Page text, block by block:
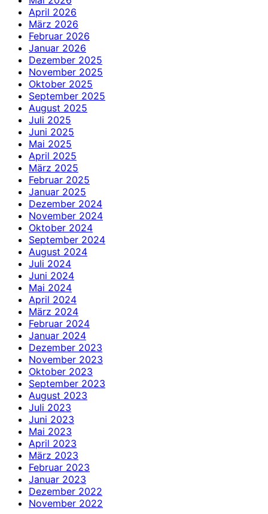
April 2026
März 2026
Februar 2026
Januar 2026
Dezember 2025
November 2025
Oktober 2025
September 2025
August 2025
Juli 2025
Juni 2025
Mai 2025
April 2025
März 2025
Februar 2025
Januar 2025
Dezember 2024
November 2024
Oktober 2024
September 2024
August 2024
Juli 2024
Juni 2024
Mai 2024
April 2024
März 2024
Februar 2024
Januar 2024
Dezember 2023
November 2023
Oktober 2023
September 2023
August 2023
Juli 2023
Juni 2023
Mai 2023
April 2023
März 2023
Februar 2023
Januar 2023
Dezember 2022
November 2022